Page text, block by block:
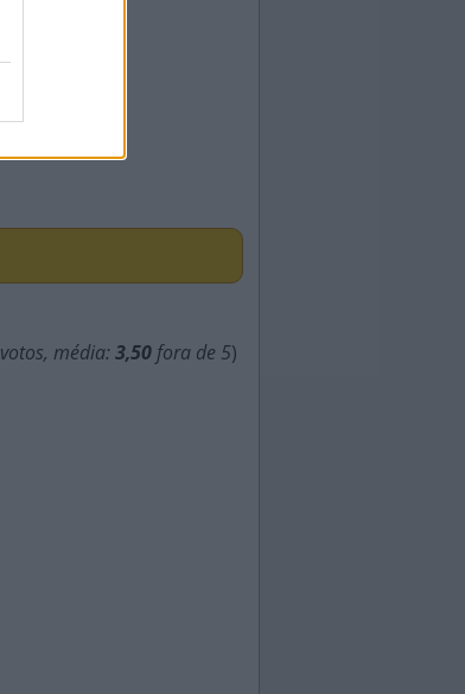
votos, média: 3,50 fora de 5)